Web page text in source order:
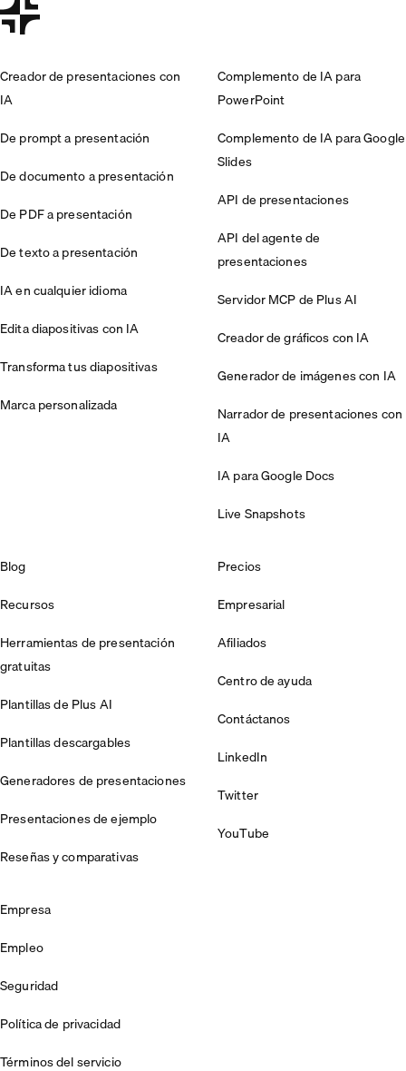
Creador de presentaciones con
IA
De prompt a presentación
De documento a presentación
De PDF a presentación
De texto a presentación
IA en cualquier idioma
Edita diapositivas con IA
Transforma tus diapositivas
Marca personalizada
Complemento de IA para
PowerPoint
Complemento de IA para Google
Slides
API de presentaciones
API del agente de
presentaciones
Servidor MCP de Plus AI
Creador de gráficos con IA
Generador de imágenes con IA
Narrador de presentaciones con
IA
IA para Google Docs
Live Snapshots
Blog
Recursos
Herramientas de presentación
gratuitas
Plantillas de Plus AI
Plantillas descargables
Generadores de presentaciones
Presentaciones de ejemplo
Reseñas y comparativas
Precios
Empresarial
Afiliados
Centro de ayuda
Contáctanos
LinkedIn
Twitter
YouTube
Empresa
Empleo
Seguridad
Política de privacidad
Términos del servicio